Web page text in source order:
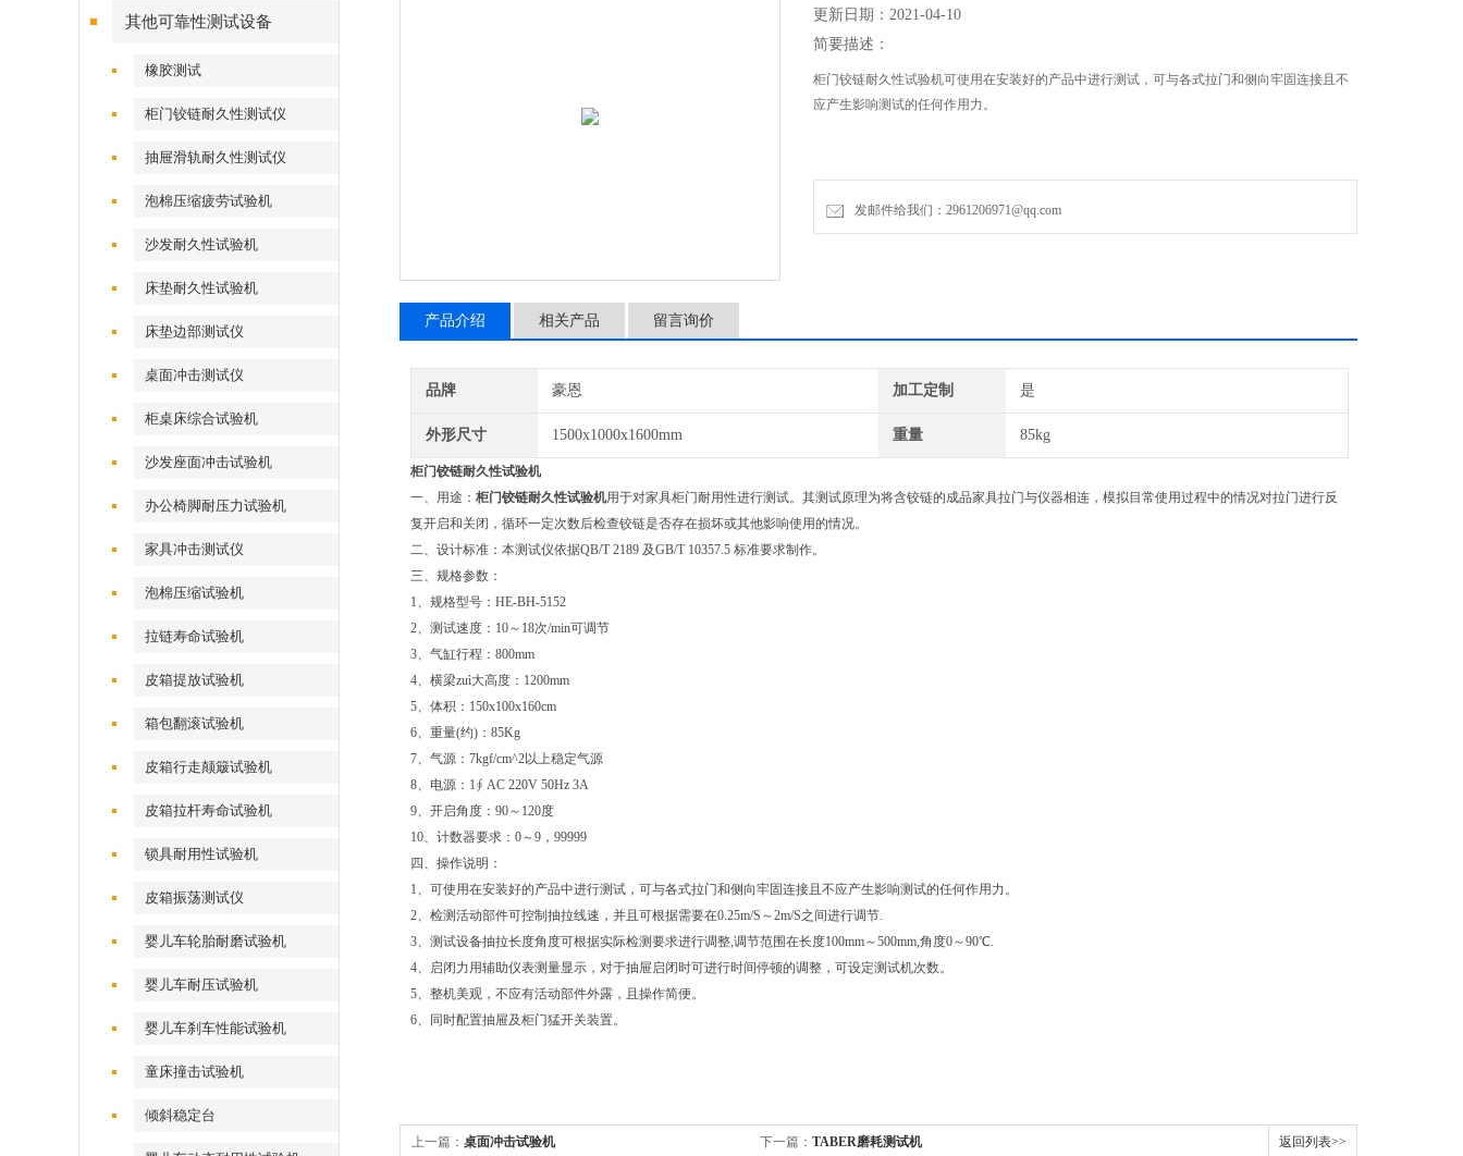
其他可靠性测试设备
橡胶测试
柜门铰链耐久性测试仪
抽屉滑轨耐久性测试仪
泡棉压缩疲劳试验机
沙发耐久性试验机
床垫耐久性试验机
床垫边部测试仪
桌面冲击测试仪
柜桌床综合试验机
沙发座面冲击试验机
办公椅脚耐压力试验机
家具冲击测试仪
泡棉压缩试验机
拉链寿命试验机
皮箱提放试验机
箱包翻滚试验机
皮箱行走颠簸试验机
皮箱拉杆寿命试验机
锁具耐用性试验机
皮箱振荡测试仪
婴儿车轮胎耐磨试验机
婴儿车耐压试验机
婴儿车刹车性能试验机
童床撞击试验机
倾斜稳定台
更新日期：2021-04-10
简要描述：
柜门铰链耐久性试验机可使用在安装好的产品中进行测试，可与各式拉门和侧向牢固连接且不
应产生影响测试的任何作用力。
发邮件给我们：2961206971@qq.com
产品介绍 相关产品 留言询价
品牌 豪恩 加工定制 是
外形尺寸 1500x1000x1600mm 重量 85kg
柜门铰链耐久性试验机
一、用途： 柜门铰链耐久性试验机用于对家具柜门耐用性进行测试。其测试原理为将含铰链的成品家具拉门与仪器相连，模拟目常使用过程中的情况对拉门进行反
复开启和关闭，循环一定次数后检查铰链是否存在损坏或其他影响使用的情况。
二、设计标准：本测试仪依据QB/T 2189 及GB/T 10357.5 标准要求制作。
三、规格参数：
1、规格型号：HE-BH-5152
2、测试速度：10～18次/min可调节
3、气缸行程：800mm
4、横梁zuì大高度：1200mm
5、体积：150x100x160cm
6、重量(约)：85Kg
7、气源：7kgf/cm^2以上稳定气源
8、电源：1∮ AC 220V 50Hz 3A
9、开启角度：90～120度
10、计数器要求：0～9，99999
四、操作说明：
1、可使用在安装好的产品中进行测试，可与各式拉门和侧向牢固连接且不应产生影响测试的任何作用力。
2、检测活动部件可控制抽拉线速，并且可根据需要在0.25m/S～2m/S之间进行调节.
3、测试设备抽拉长度角度可根据实际检测要求进行调整,调节范围在长度100mm～500mm,角度0～90℃.
4、启闭力用辅助仪表测量显示，对于抽屉启闭时可进行时间停顿的调整，可设定测试机次数。
5、整机美观，不应有活动部件外露，且操作简便。
6、同时配置抽屉及柜门猛开关装置。
上一篇： 桌面冲击试验机 下一篇： TABER磨耗测试机 返回列表>>